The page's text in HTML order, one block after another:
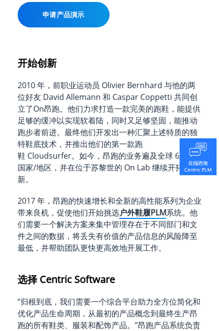
申请产品演示
开始创新
2010 年，前职业运动员 Olivier Bernhard 与他的两
位好友 David Allemann 和 Caspar Coppetti 共同创
立了On昂跑。他们力求打造一款完美的跑鞋，能提供
足够的缓冲以实现软着陆，同时又足够坚固，能推动
跑步者前进。最终他们开发出一种汇聚上述特质的独
特鞋底技术，并推出他们的第一款跑
鞋 Cloudsurfer。如今，昂跑的业务遍及全球 60 多个
国家/地区，并在位于苏黎世的 On Lab 继续开拓创
新。
2017 年，昂跑的快速增长和全新的高性能系列为企业
带来良机，促使他们开始挑选户外鞋履PLM系统。他
们需要一个解决方案来集中管理存在于不同部门和文
件之间的数据，将丢失有价值的产品信息的风险降至
最低，并帮助团队更快更高效地开展工作。
选择 Centric Software
“归根到底，我们需要一个综合平台助力全方位简化和
优化产品生命周期，从最初的产品概念到最终生产昂
跑的所有鞋类、服装和配饰产品。”昂跑产品系统负责